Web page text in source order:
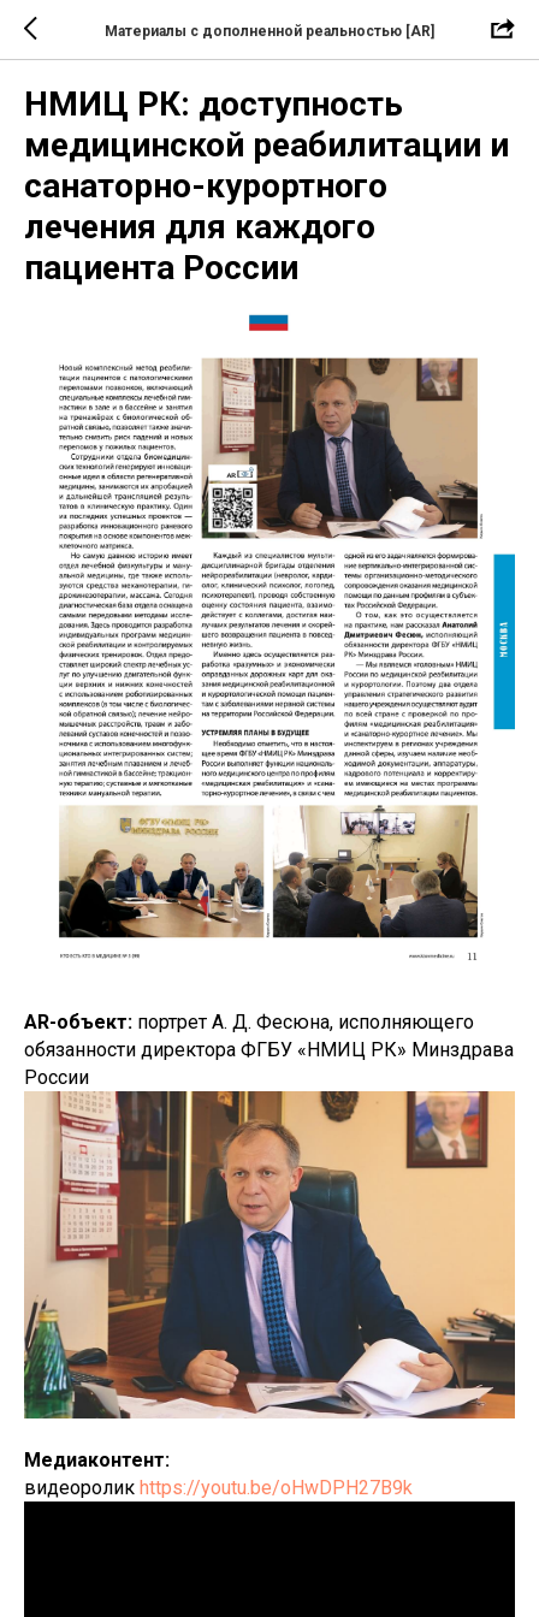
Материалы с дополненной реальностью [AR]
НМИЦ РК: доступность
медицинской реабилитации и
санаторно-курортного
лечения для каждого
пациента России
AR-объект: портрет А. Д. Фесюна, исполняющего
обязанности директора ФГБУ «НМИЦ РК» Минздрава
России
Медиаконтент:
видеоролик https://youtu.be/oHwDPH27B9k